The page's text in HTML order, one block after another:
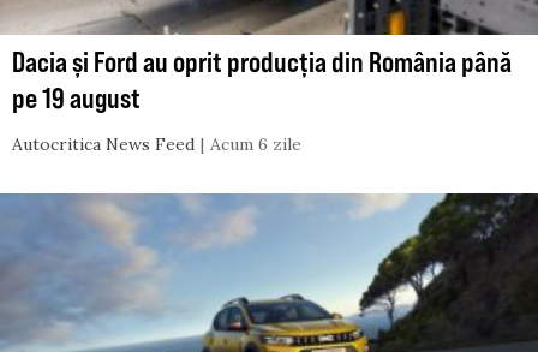
Dacia și Ford au oprit producția din România până
pe 19 august
Autocritica News Feed Acum 6 zile